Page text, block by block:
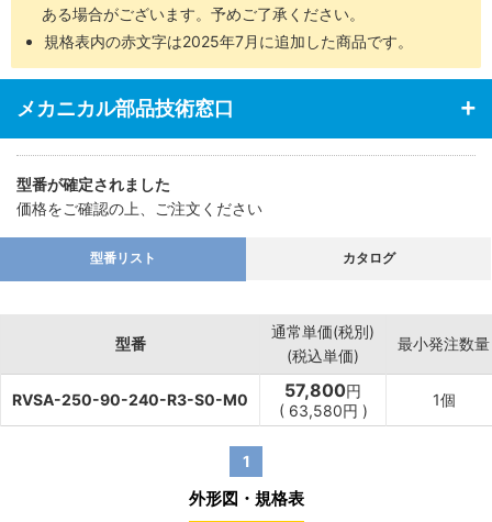
ある場合がございます。予めご了承ください。
規格表内の赤文字は2025年7月に追加した商品です。
メカニカル部品技術窓口
型番が確定されました
価格をご確認の上、ご注文ください
型番リスト カタログ
型番
通常単価(税別)
(税込単価)
最小発注数量
RVSA-250-90-240-R3-S0-M0 57,800円
( 63,580円 )
1個
1
外形図・規格表